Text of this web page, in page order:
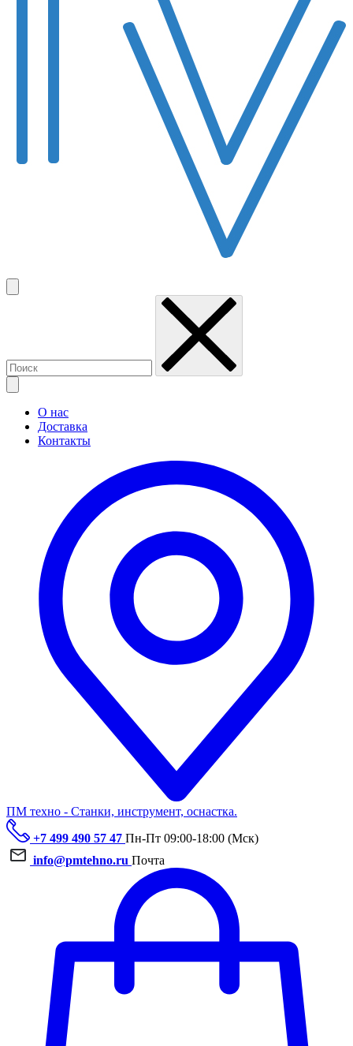
О нас
Доставка
Контакты
ПМ техно - Станки, инструмент, оснастка.
+7 499 490 57 47 Пн-Пт 09:00-18:00 (Мск)
info@pmtehno.ru Почта